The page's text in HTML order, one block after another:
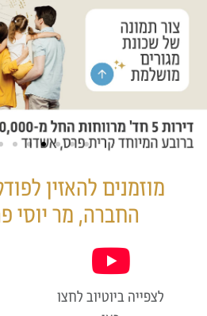
מוזמנים להאזין
החברה, מר יוסי
לצפייה ביוטיוב לחצו